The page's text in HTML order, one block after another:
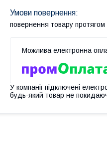
повернення товару протягом
У компанії підключені
будь-який товар не